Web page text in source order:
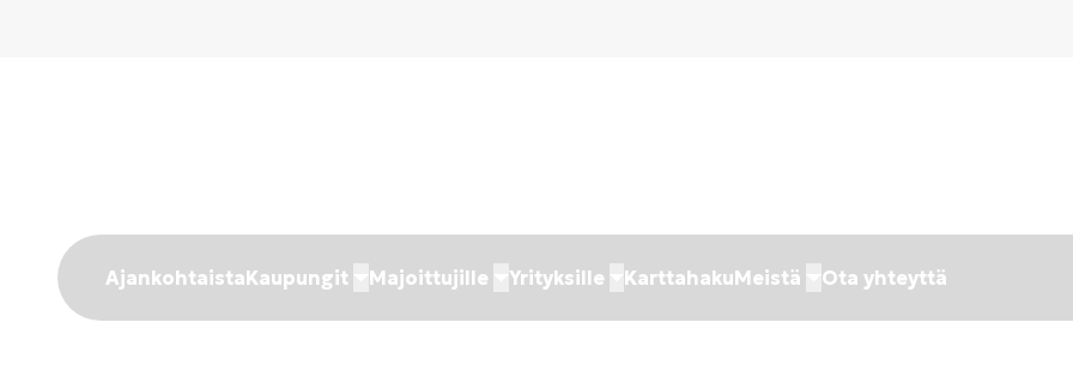
AjankohtaistaKaupungit Majoittujille Yrityksille KarttahakuMeistä Ota yhteyttä